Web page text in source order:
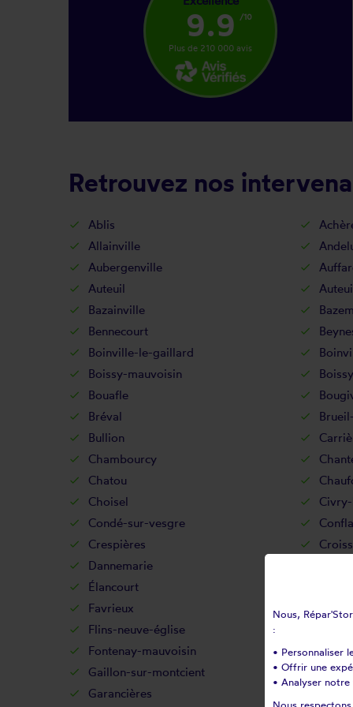
9.9 /10
Plus de 210 000 avis
Retrouvez nos
Ablis
Allainville
Aubergenville
Auteuil
Bazainville
Bennecourt
Boinville-le-gaillard
Boissy-mauvoisin
Bouafle
Bréval
Bullion
Chambourcy
Chatou
Choisel
Condé-sur-vesgre
Crespières
Dannemarie
Élancourt
Favrieux
Flins-neuve-église
Fontenay-mauvoisin
Gaillon-sur-montcient
Garancières
Nous,
:
• Personnaliser
• Offrir une
• Analyser notre